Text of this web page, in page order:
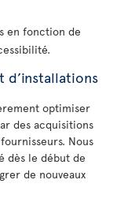
en fonction de
d’installations
optimiser
des acquisitions
Nous
dès le début de
de nouveaux